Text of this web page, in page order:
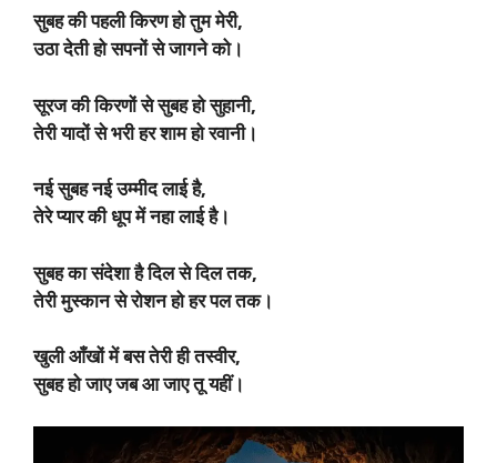
सुबह की पहली किरण हो तुम मेरी,
उठा देती हो सपनों से जागने को।
सूरज की किरणों से सुबह हो सुहानी,
तेरी यादों से भरी हर शाम हो रवानी।
नई सुबह नई उम्मीद लाई है,
तेरे प्यार की धूप में नहा लाई है।
सुबह का संदेशा है दिल से दिल तक,
तेरी मुस्कान से रोशन हो हर पल तक।
खुली आँखों में बस तेरी ही तस्वीर,
सुबह हो जाए जब आ जाए तू यहीं।